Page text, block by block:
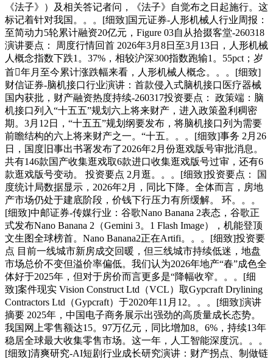
《法子》）及相关答记者问，《法子》自觉布之日起施行。这
标记着针对我国。。。[细致]国元证券-人形机械人行业周报：
至简动力5轮累计融资20亿元，Figure 03自从拾掇客堂-260318
演讲要点： 周度行情回首 2026年3月8日至3月13日，人形机械
人概念指数下跌1。37%，相较沪深300指数跑输1。55pct；岁
首年月至今累计涨跌幅来看，人形机械人概念。。。[细致]
财信证券-脑机接口行业演讲：首款侵入式脑机接口医疗器械
国内获批，财产融资热度持续-260317投资要点： 政策端：脑
机接口列入“十五五”规划六上将来财产，进入政策盈利稠密
期。3月12日，“十五五”规划纲要发布，将脑机接口列为需要
前瞻结构的六上将来财产之一。“十五。。。[细致]事务 2月26
日，国度旧事出书署发布了2026年2月份逛戏版号审批消息。
共有146款国产收集逛戏取6款进口收集逛戏版号过审，还有6
款逛戏版号变动。 投资要点 2月逛。。。[细致]投资要点： 国
度统计局数据显示，2026年2月，同比下降。全体而言，房地
产市场仍处于建底阶段，价钱下行压力有所缓解。 环。。。
[细致]中邮证券-传媒行业：谷歌Nano Banana 2表态，谷歌正
式发布Nano Banana 2（Gemini 3。1 Flash Image），机能登顶
文生图全球榜首。Nano Banana2正在Artifi。。。[细致]投资要
点 目前一线城市新房成交回暖，但三线城市持续低迷，地盘
市场总价不变但溢价率偏低。我们认为2026年地产“春”成色全
体好于2025年，但对于房价而言更多是“降幅收窄。。。[细
致]案件现实 Vision Construct Ltd（VCL）取Gypcraft Drylining
Contractors Ltd（Gypcraft）于2020年11月12。。。[细致]演讲
摘要 2025年，中国电子商务展示出强劲的高质量成长态势。
我国网上零售额达15。97万亿元，同比增加8。6%，持续13年
稳居全球最大收集零售市场。这一年，人工智能深度沉。。。
[细致]清爽研究-AI短剧行业成长研究演讲：财产拐点、制做链